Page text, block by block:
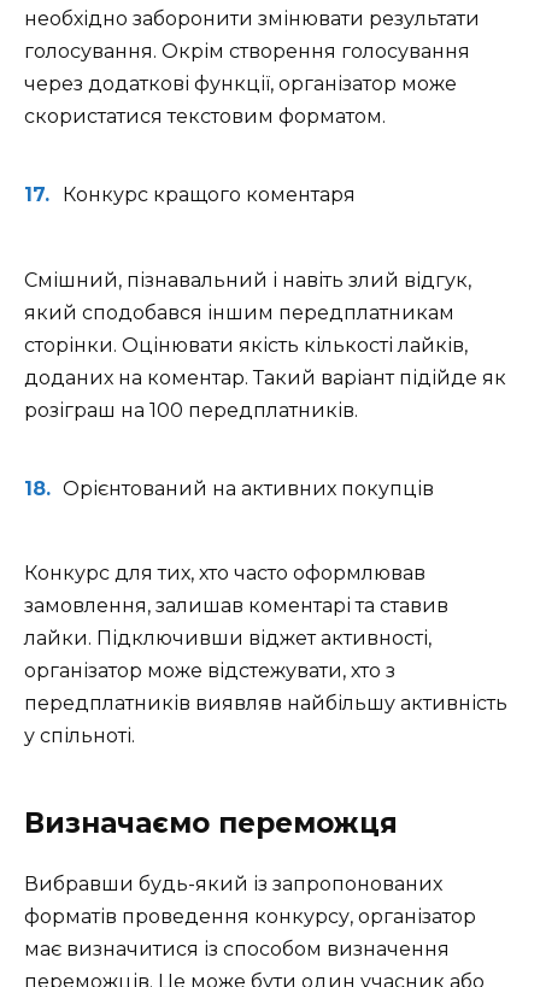
необхідно заборонити змінювати результати
голосування. Окрім створення голосування
через додаткові функції, організатор може
скористатися текстовим форматом.
Конкурс кращого коментаря
Смішний, пізнавальний і навіть злий відгук,
який сподобався іншим передплатникам
сторінки. Оцінювати якість кількості лайків,
доданих на коментар. Такий варіант підійде як
розіграш на 100 передплатників.
Орієнтований на активних покупців
Конкурс для тих, хто часто оформлював
замовлення, залишав коментарі та ставив
лайки. Підключивши віджет активності,
організатор може відстежувати, хто з
передплатників виявляв найбільшу активність
у спільноті.
Визначаємо переможця
Вибравши будь-який із запропонованих
форматів проведення конкурсу, організатор
має визначитися із способом визначення
переможців. Це може бути один учасник або